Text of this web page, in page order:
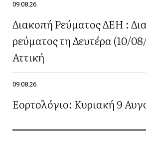
09.08.26
Διακοπή Ρεύματος ΔΕΗ :
ρεύματος τη Δευτέρα (10/
Αττική
09.08.26
Εορτολόγιο: Κυριακή 9